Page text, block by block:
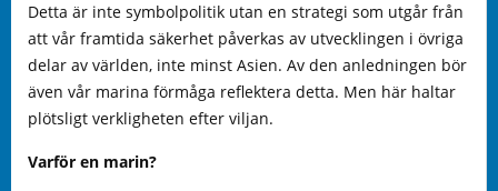
Detta är inte symbolpolitik utan en strategi som utgår från
att vår framtida säkerhet påverkas av utvecklingen i övriga
delar av världen, inte minst Asien. Av den anledningen bör
även vår marina förmåga reflektera detta. Men här haltar
plötsligt verkligheten efter viljan.
Varför en marin?